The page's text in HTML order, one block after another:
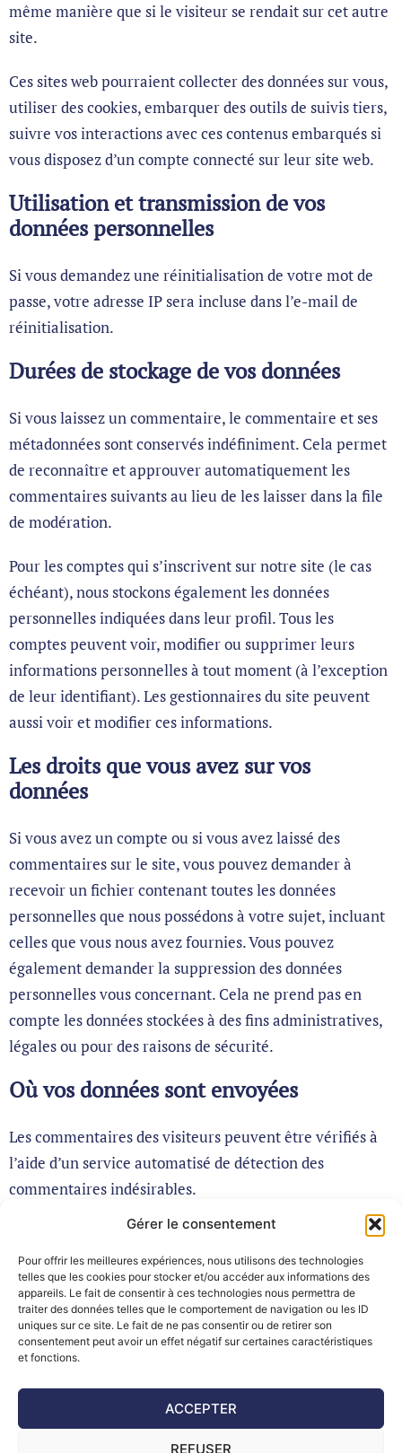
Gérer le consentement
Pour offrir les meilleures expériences, nous utilisons des technologies
telles que les cookies pour stocker et/ou accéder aux informations des
appareils. Le fait de consentir à ces technologies nous permettra de
traiter des données telles que le comportement de navigation ou les ID
uniques sur ce site. Le fait de ne pas consentir ou de retirer son
consentement peut avoir un effet négatif sur certaines caractéristiques
et fonctions.
ACCEPTER
REFUSER
même manière que si le visiteur se rendait sur cet autre
site.
Ces sites web pourraient collecter des données sur vous,
utiliser des cookies, embarquer des outils de suivis tiers,
suivre vos interactions avec ces contenus embarqués si
vous disposez d’un compte connecté sur leur site web.
Utilisation et transmission de vos
données personnelles
Si vous demandez une réinitialisation de votre mot de
passe, votre adresse IP sera incluse dans l’e-mail de
réinitialisation.
Durées de stockage de vos données
Si vous laissez un commentaire, le commentaire et ses
métadonnées sont conservés indéfiniment. Cela permet
de reconnaître et approuver automatiquement les
commentaires suivants au lieu de les laisser dans la file
de modération.
Pour les comptes qui s’inscrivent sur notre site (le cas
échéant), nous stockons également les données
personnelles indiquées dans leur profil. Tous les
comptes peuvent voir, modifier ou supprimer leurs
informations personnelles à tout moment (à l’exception
de leur identifiant). Les gestionnaires du site peuvent
aussi voir et modifier ces informations.
Les droits que vous avez sur vos
données
Si vous avez un compte ou si vous avez laissé des
commentaires sur le site, vous pouvez demander à
recevoir un fichier contenant toutes les données
personnelles que nous possédons à votre sujet, incluant
celles que vous nous avez fournies. Vous pouvez
également demander la suppression des données
personnelles vous concernant. Cela ne prend pas en
compte les données stockées à des fins administratives,
légales ou pour des raisons de sécurité.
Où vos données sont envoyées
Les commentaires des visiteurs peuvent être vérifiés à
l’aide d’un service automatisé de détection des
commentaires indésirables.